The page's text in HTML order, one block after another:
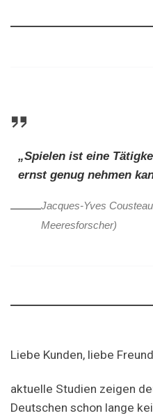
„Spielen ist eine
ernst genug nehmen
Jacques-Yves
Meeresforscher)
Liebe Kunden, liebe
aktuelle Studien zeigen
Deutschen schon lange